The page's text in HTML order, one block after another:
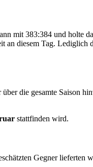
mit 383:384 und holte
an diesem Tag. Lediglich
die gesamte Saison
stattfinden wird.
Gegner lieferten